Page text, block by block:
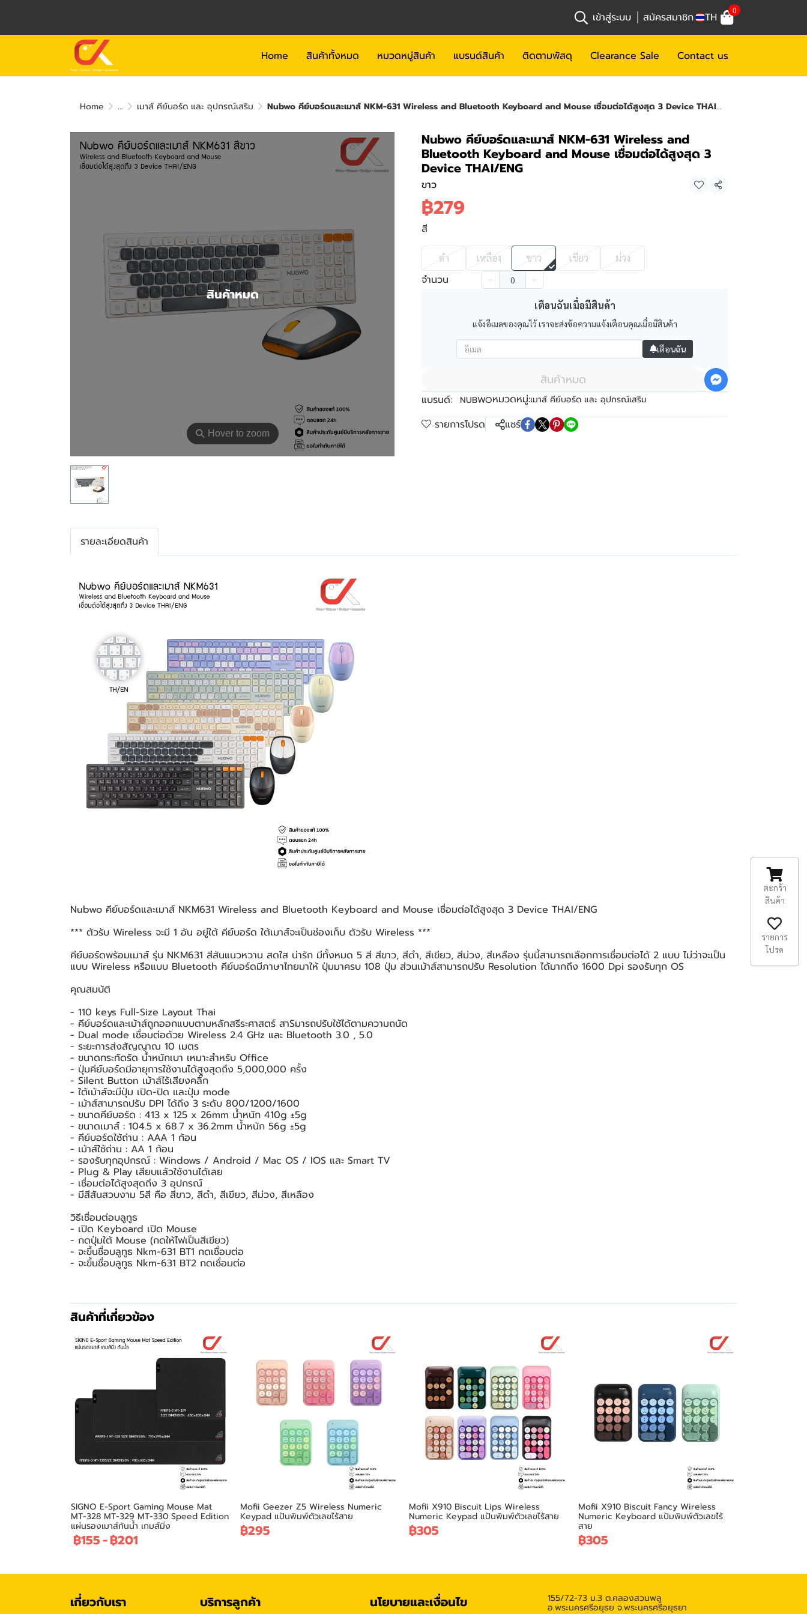
เข้าสู่ระบบ สมัครสมาชิก TH 0
Home สินค้าทั้งหมด หมวดหมู่สินค้า แบรนด์สินค้า ติดตามพัสดุ Clearance Sale Contact us
Home ... เมาส์ คีย์บอร์ด และ อุปกรณ์เสริม Nubwo คีย์บอร์ดและเมาส์ NKM-631 Wireless and Bluetooth Keyboard and Mouse เชื่อมต่อได้สูงสุด 3 Device THAI/ENG
⚲ Hover to zoom
สินค้าหมด
Nubwo คีย์บอร์ดและเมาส์ NKM-631 Wireless and
Bluetooth Keyboard and Mouse เชื่อมต่อได้สูงสุด 3
Device THAI/ENG
ขาว แชร์
฿279
สี
ดำ เหลือง ขาว เขียว ม่วง
จำนวน
เตือนฉันเมื่อมีสินค้า
แจ้งอีเมลของคุณไว้ เราจะส่งข้อความแจ้งเตือนคุณเมื่อมีสินค้า
เตือนฉัน
สินค้าหมด
แบรนด์: NUBWOหมวดหมู่:เมาส์ คีย์บอร์ด และ อุปกรณ์เสริม
รายการโปรด แชร์
รายละเอียดสินค้า
Nubwo คีย์บอร์ดและเมาส์ NKM631 Wireless and Bluetooth Keyboard and Mouse เชื่อมต่อได้สูงสุด 3 Device THAI/ENG
*** ตัวรับ Wireless จะมี 1 อัน อยู่ใต้ คีย์บอร์ด ใต้เมาส์จะเป็นช่องเก็บ ตัวรับ Wireless ***
คีย์บอร์ดพร้อมเมาส์ รุ่น NKM631 สีสันแนวหวาน สดใส น่ารัก มีทั้งหมด 5 สี สีขาว, สีดำ, สีเขียว, สีม่วง, สีเหลือง รุ่นนี้สามารถเลือกการเชื่อมต่อได้ 2 แบบ ไม่ว่าจะเป็น
แบบ Wireless หรือแบบ Bluetooth คีย์บอร์ดมีภาษาไทยมาให้ ปุ่มมาครบ 108 ปุ่ม ส่วนเม้าส์สามารถปรับ Resolution ได้มากถึง 1600 Dpi รองรับทุก OS
คุณสมบัติ
- 110 keys Full-Size Layout Thai
- คีย์บอร์ดและเม้าส์ถูกออกแบบตามหลักสรีระศาสตร์ สาSมารถปรับใช้ได้ตามความถนัด
- Dual mode เชื่อมต่อด้วย Wireless 2.4 GHz และ Bluetooth 3.0 , 5.0
- ระยะการส่งสัญญาณ 10 เมตร
- ขนาดกระทัดรัด น้ำหนักเบา เหมาะสำหรับ Office
- ปุ่มคีย์บอร์ดมีอายุการใช้งานได้สูงสุดถึง 5,000,000 ครั้ง
- Silent Button เม้าส์ไร้เสียงคลิ๊ก
- ใต้เม้าส์จะมีปุ่ม เปิด-ปิด และปุ่ม mode
- เม้าส์สามารถปรับ DPI ได้ถึง 3 ระดับ 800/1200/1600
- ขนาดคีย์บอร์ด : 413 x 125 x 26mm น้ำหนัก 410g ±5g
- ขนาดเมาส์ : 104.5 x 68.7 x 36.2mm น้ำหนัก 56g ±5g
- คีย์บอร์ดใช้ถ่าน : AAA 1 ก้อน
- เม้าส์ใช้ถ่าน : AA 1 ก้อน
- รองรับทุกอุปกรณ์ : Windows / Android / Mac OS / IOS และ Smart TV
- Plug & Play เสียบแล้วใช้งานได้เลย
- เชื่อมต่อได้สูงสุดถึง 3 อุปกรณ์
- มีสีสันสวบงาม 5สี คือ สีขาว, สีดำ, สีเขียว, สีม่วง, สีเหลือง
วิธีเชื่อมต่อบลูทูธ
- เปิด Keyboard เปิด Mouse
- กดปุ่มใต้ Mouse (กดให้ไฟเป็นสีเขียว)
- จะขึ้นชื่อบลูทูธ Nkm-631 BT1 กดเชื่อมต่อ
- จะขึ้นชื่อบลูทูธ Nkm-631 BT2 กดเชื่อมต่อ
สินค้าที่เกี่ยวข้อง
SIGNO E-Sport Gaming Mouse Mat
MT-328 MT-329 MT-330 Speed Edition
แผ่นรองเมาส์กันน้ำ เกมส์มิ่ง
฿155-฿201
Mofii Geezer Z5 Wireless Numeric
Keypad แป้นพิมพ์ตัวเลขไร้สาย
฿295
Mofii X910 Biscuit Lips Wireless
Numeric Keypad แป้นพิมพ์ตัวเลขไร้สาย
฿305
Mofii X910 Biscuit Fancy Wireless
Numeric Keyboard แป้มพิมพ์ตัวเลขไร้
สาย
฿305
เกี่ยวกับเรา บริการลูกค้า นโยบายและเงื่อนไข 155/72-73 ม.3 ต.คลองสวนพลู
อ.พระนครศรีอยุธย จ.พระนครศรีอยุธยา
ตะกร้า
สินค้า
รายการ
โปรด